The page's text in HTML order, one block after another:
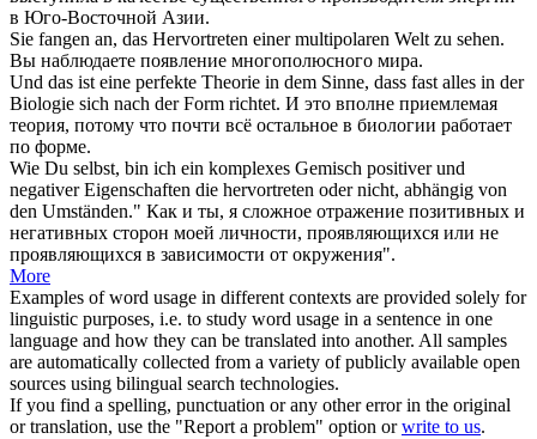
в Юго-Восточной Азии.
Sie fangen an, das Hervortreten einer multipolaren Welt zu sehen.
Вы наблюдаете появление многополюсного мира.
Und das ist eine perfekte Theorie in dem Sinne, dass fast alles in der
Biologie sich nach der Form richtet. И это вполне приемлемая
теория, потому что почти всё остальное в биологии работает
по форме.
Wie Du selbst, bin ich ein komplexes Gemisch positiver und
negativer Eigenschaften die hervortreten oder nicht, abhängig von
den Umständen." Как и ты, я сложное отражение позитивных и
негативных сторон моей личности, проявляющихся или не
проявляющихся в зависимости от окружения".
More
Examples of word usage in different contexts are provided solely for
linguistic purposes, i.e. to study word usage in a sentence in one
language and how they can be translated into another. All samples
are automatically collected from a variety of publicly available open
sources using bilingual search technologies.
If you find a spelling, punctuation or any other error in the original
or translation, use the "Report a problem" option orwrite to us.